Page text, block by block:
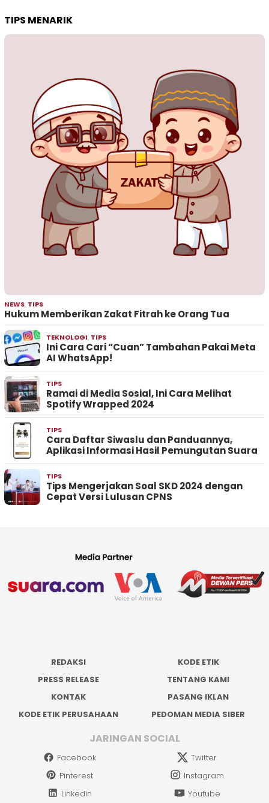
TIPS MENARIK
NEWS, TIPS
Hukum Memberikan Zakat Fitrah ke Orang Tua
TEKNOLOGI, TIPS
Ini Cara Cari “Cuan” Tambahan Pakai Meta
AI WhatsApp!
TIPS
Ramai di Media Sosial, Ini Cara Melihat
Spotify Wrapped 2024
TIPS
Cara Daftar Siwaslu dan Panduannya,
Aplikasi Informasi Hasil Pemungutan Suara
TIPS
Tips Mengerjakan Soal SKD 2024 dengan
Cepat Versi Lulusan CPNS
REDAKSI
KODE ETIK
PRESS RELEASE
TENTANG KAMI
KONTAK
PASANG IKLAN
KODE ETIK PERUSAHAAN
PEDOMAN MEDIA SIBER
JARINGAN SOCIAL
Facebook
Twitter
Pinterest
Instagram
Linkedin
Youtube